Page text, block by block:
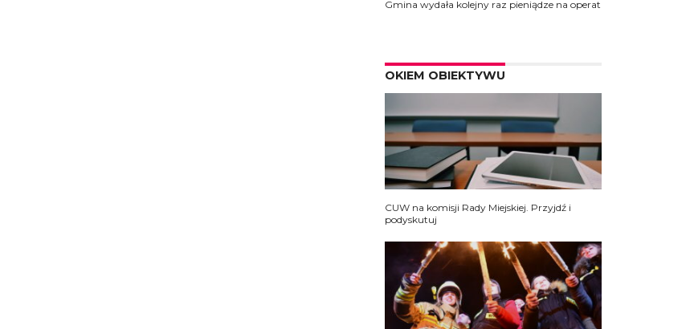
Gmina wydała kolejny raz pieniądze na operat
OKIEM OBIEKTYWU
CUW na komisji Rady Miejskiej. Przyjdź i
podyskutuj